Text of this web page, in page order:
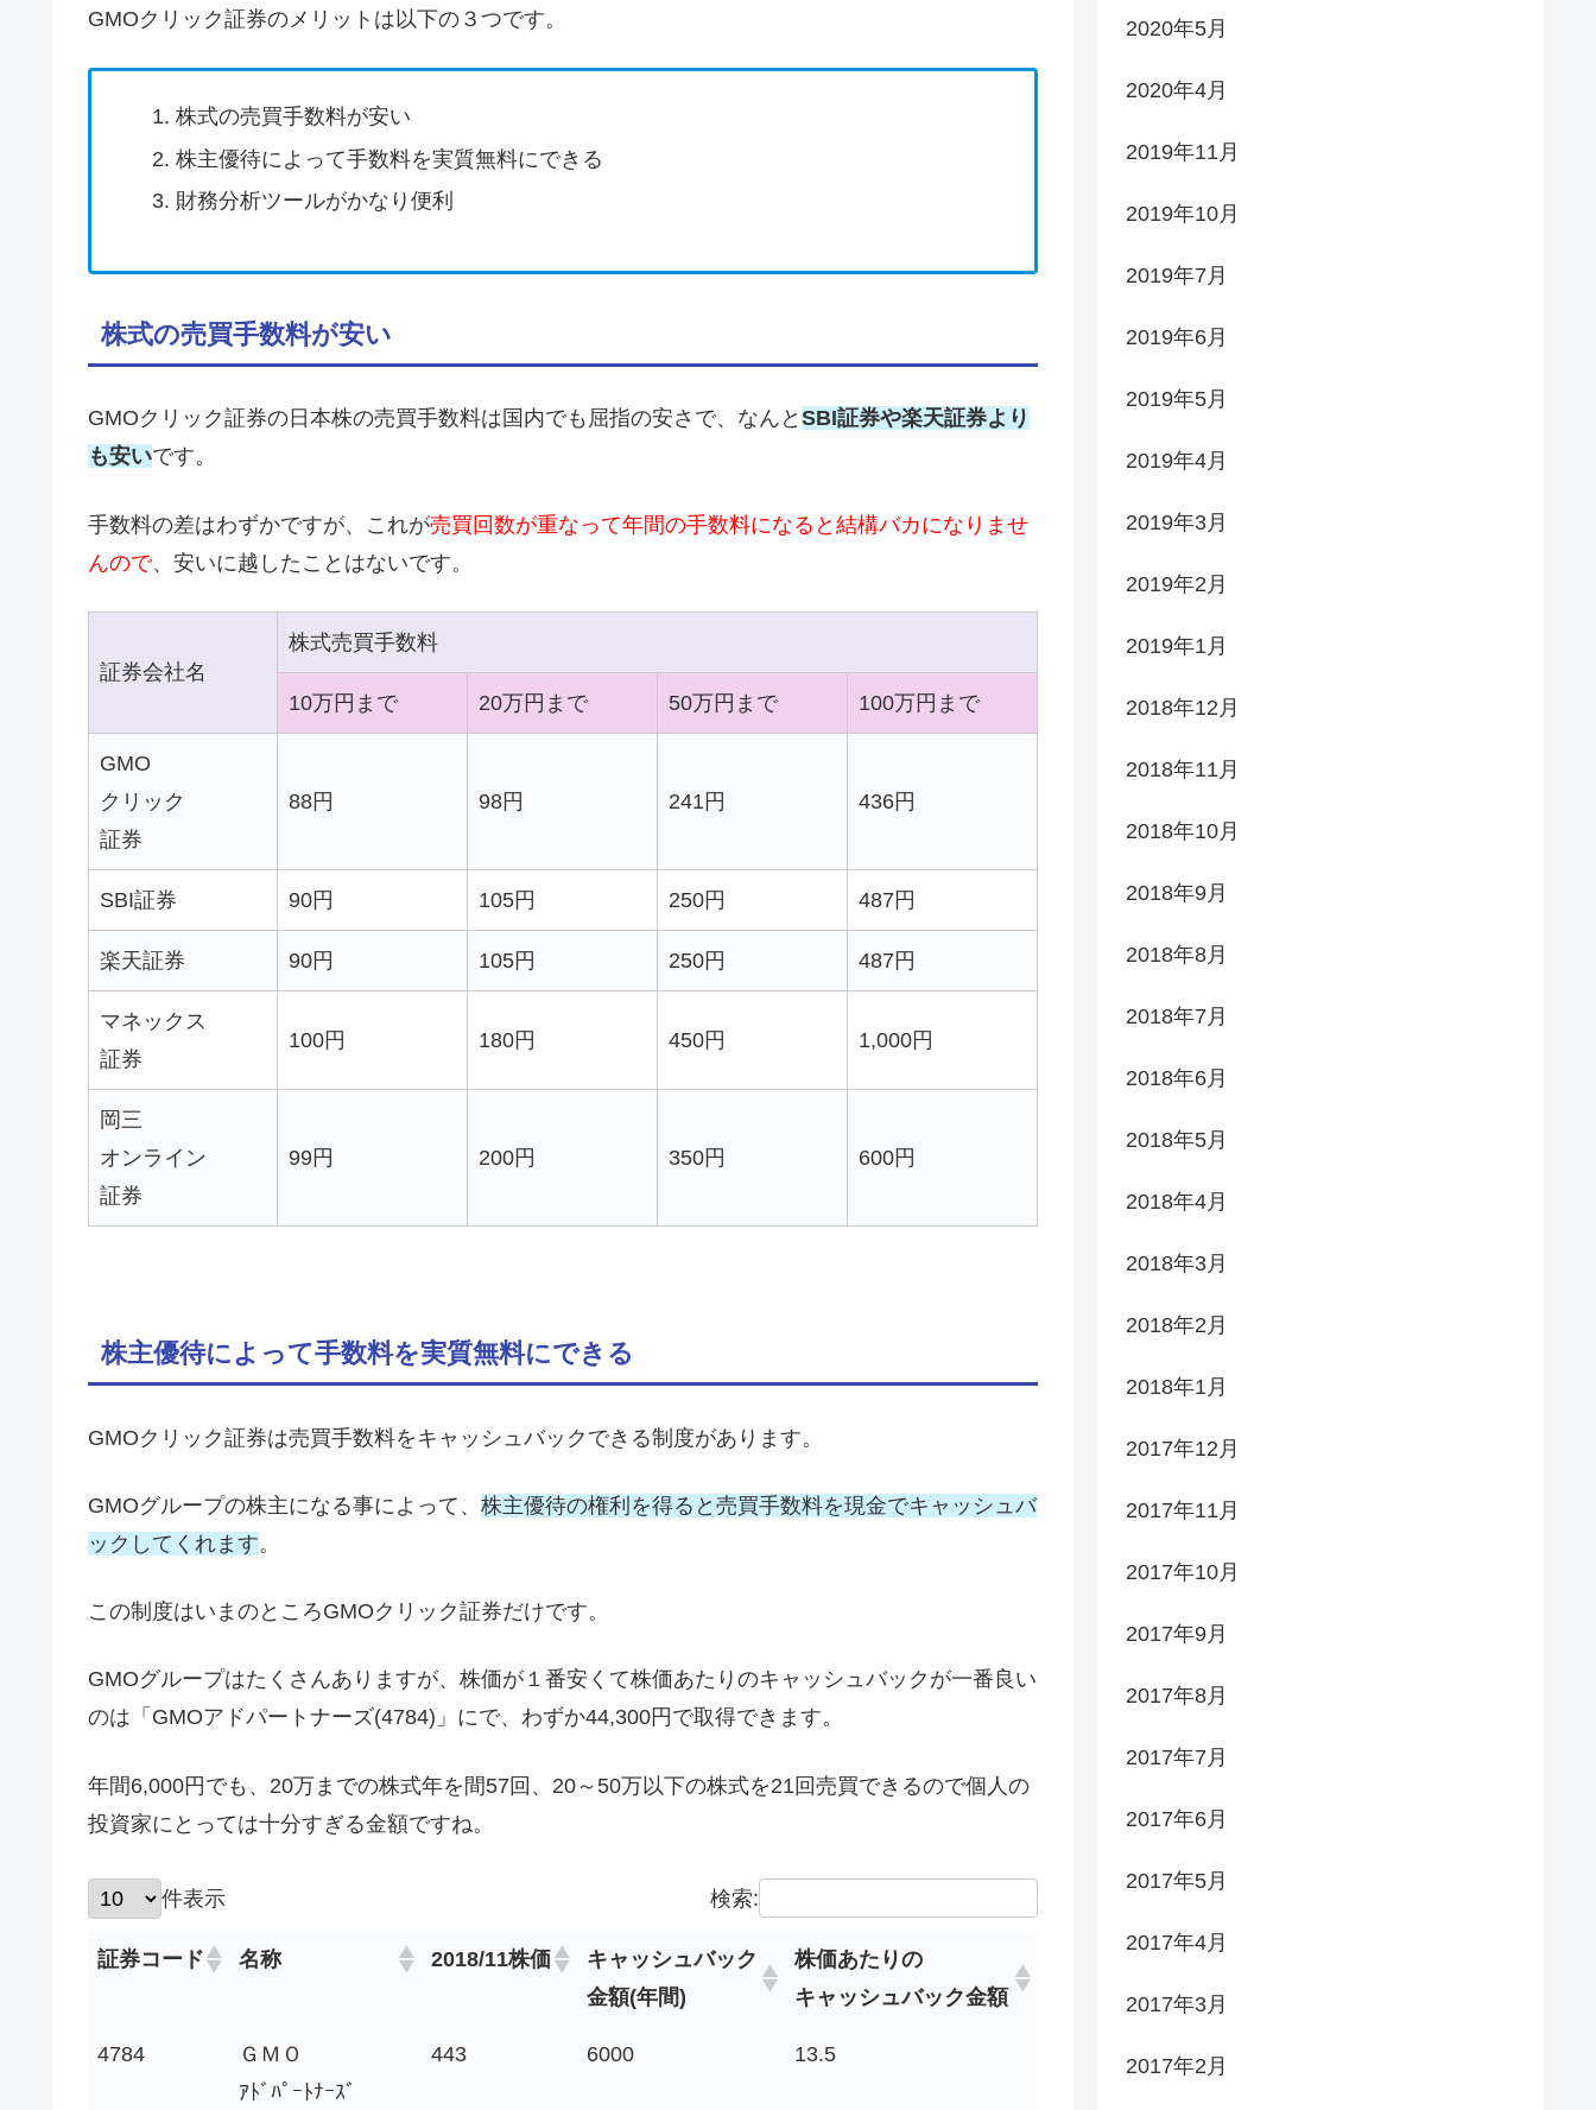
GMOクリック証券のメリットは以下の３つです。
株式の売買手数料が安い
株主優待によって手数料を実質無料にできる
財務分析ツールがかなり便利
株式の売買手数料が安い
GMOクリック証券の日本株の売買手数料は国内でも屈指の安さで、なんと SBI証券や楽天証券より
も安いです。
手数料の差はわずかですが、これが売買回数が重なって年間の手数料になると結構バカになりませ
んので、安いに越したことはないです。
証券会社名
株式売買手数料
10万円まで 20万円まで 50万円まで 100万円まで
GMO
クリック
証券
88円 98円 241円 436円
SBI証券 90円 105円 250円 487円
楽天証券 90円 105円 250円 487円
マネックス
証券
100円 180円 450円 1,000円
岡三
オンライン
証券
99円 200円 350円 600円
株主優待によって手数料を実質無料にできる
GMOクリック証券は売買手数料をキャッシュバックできる制度があります。
GMOグループの株主になる事によって、 株主優待の権利を得ると売買手数料を現金でキャッシュバ
ックしてくれます。
この制度はいまのところGMOクリック証券だけです。
GMOグループはたくさんありますが、株価が１番安くて株価あたりのキャッシュバックが一番良い
のは「GMOアドパートナーズ(4784)」にで、わずか44,300円で取得できます。
年間6,000円でも、20万までの株式年を間57回、20～50万以下の株式を21回売買できるので個人の
投資家にとっては十分すぎる金額ですね。
件表示 検索:
証券コード 名称 2018/11株価
キャッシュバック
金額(年間)
株価あたりの
キャッシュバック金額
4784
ＧＭＯ
ｱﾄﾞﾊﾟｰﾄﾅｰｽﾞ
443 6000 13.5
2020年5月
2020年4月
2019年11月
2019年10月
2019年7月
2019年6月
2019年5月
2019年4月
2019年3月
2019年2月
2019年1月
2018年12月
2018年11月
2018年10月
2018年9月
2018年8月
2018年7月
2018年6月
2018年5月
2018年4月
2018年3月
2018年2月
2018年1月
2017年12月
2017年11月
2017年10月
2017年9月
2017年8月
2017年7月
2017年6月
2017年5月
2017年4月
2017年3月
2017年2月